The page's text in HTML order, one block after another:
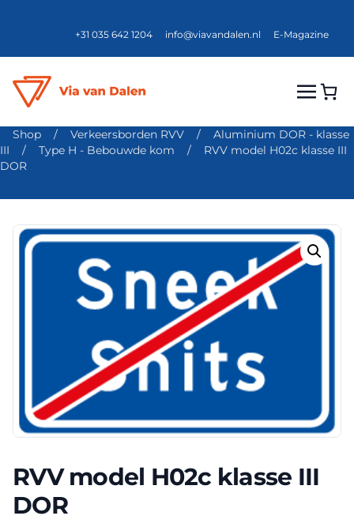
+31 035 642 1204 info@viavandalen.nl E-Magazine
Shop / Verkeersborden RVV /
Aluminium DOR - klasse
III
/ Type H - Bebouwde kom /
RVV model H02c klasse III
DOR
RVV model H02c klasse III
DOR